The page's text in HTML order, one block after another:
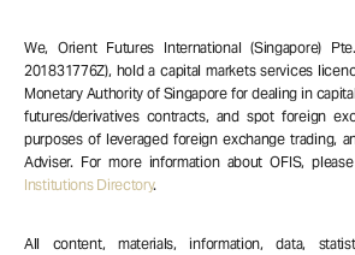
We, Orient Futures International (Singapore)
201831776Z), hold a capital markets services
Monetary Authority of Singapore for dealing in
futures/derivatives contracts, and spot foreign
purposes of leveraged foreign exchange trading,
Adviser. For more information about OFIS,
Institutions Directory.
All content, materials, information, data,